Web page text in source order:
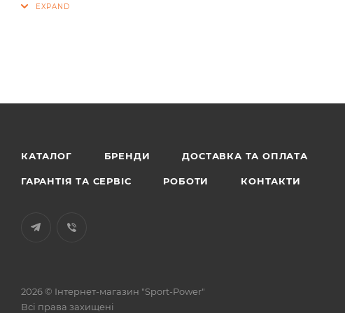
КАТАЛОГ БРЕНДИ ДОСТАВКА ТА ОПЛАТА
ГАРАНТІЯ ТА СЕРВІС РОБОТИ КОНТАКТИ
2026 © Інтернет-магазин "Sport-Power"
Всі права захищені